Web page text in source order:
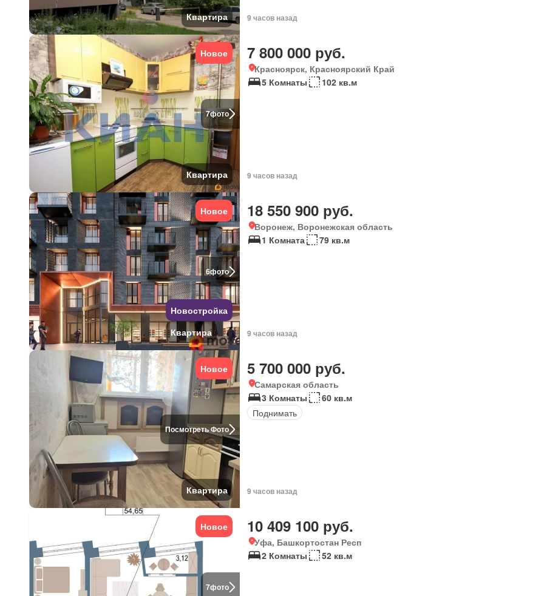
Квартира 9 часов назад
7фото
Новое
Квартира
7 800 000 руб.
Красноярск, Красноярский Край
5 Комнаты
102 кв.м
9 часов назад
6фото
Новое
Новостройка
Квартира
18 550 900 руб.
Воронеж, Воронежская область
1 Комната
79 кв.м
9 часов назад
Посмотреть Фото
Новое
Квартира
5 700 000 руб.
Самарская область
3 Комнаты
60 кв.м
Поднимать
9 часов назад
7фото
Новое 10 409 100 руб.
Уфа, Башкортостан Респ
2 Комнаты
52 кв.м